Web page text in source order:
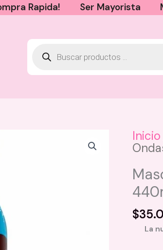
Rapida! Ser Mayorista
Inicio
$
La
Organizador Premium
Este
tiene